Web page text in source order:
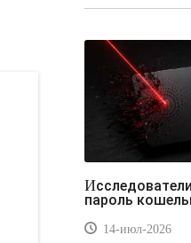
Самоучитель
Видео уроки /
Исследователи сбросили
пароль
14-июл-2026